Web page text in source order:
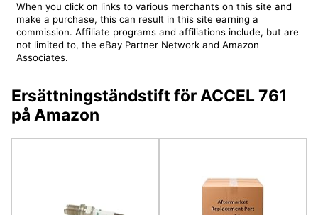
When you click on links to various merchants on this site and
make a purchase, this can result in this site earning a
commission. Affiliate programs and affiliations include, but are
not limited to, the eBay Partner Network and Amazon
Associates.
Ersättningständstift för ACCEL 761
på Amazon